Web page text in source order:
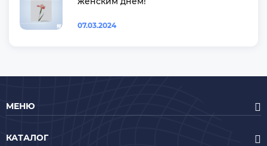
07.03.2024
КАТАЛОГ
МЕНЮ